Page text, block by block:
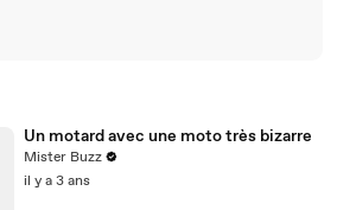
Un motard avec une moto très bizarre
Mister Buzz
il y a 3 ans